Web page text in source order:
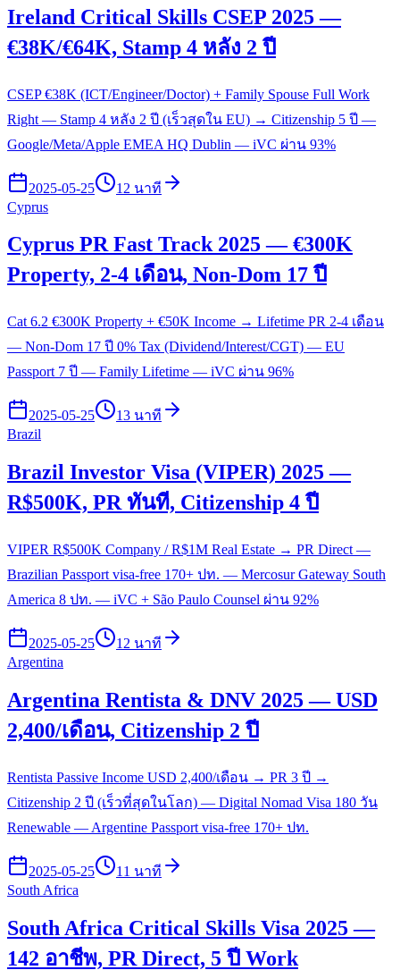
Ireland Critical Skills CSEP 2025 —
€38K/€64K, Stamp 4 หลัง 2 ปี
CSEP €38K (ICT/Engineer/Doctor) + Family Spouse Full Work
Right — Stamp 4 หลัง 2 ปี (เร็วสุดใน EU) → Citizenship 5 ปี —
Google/Meta/Apple EMEA HQ Dublin — iVC ผ่าน 93%
2025-05-25
12 นาที
Cyprus
Cyprus PR Fast Track 2025 — €300K
Property, 2-4 เดือน, Non-Dom 17 ปี
Cat 6.2 €300K Property + €50K Income → Lifetime PR 2-4 เดือน
— Non-Dom 17 ปี 0% Tax (Dividend/Interest/CGT) — EU
Passport 7 ปี — Family Lifetime — iVC ผ่าน 96%
2025-05-25
13 นาที
Brazil
Brazil Investor Visa (VIPER) 2025 —
R$500K, PR ทันที, Citizenship 4 ปี
VIPER R$500K Company / R$1M Real Estate → PR Direct —
Brazilian Passport visa-free 170+ ปท. — Mercosur Gateway South
America 8 ปท. — iVC + São Paulo Counsel ผ่าน 92%
2025-05-25
12 นาที
Argentina
Argentina Rentista & DNV 2025 — USD
2,400/เดือน, Citizenship 2 ปี
Rentista Passive Income USD 2,400/เดือน → PR 3 ปี →
Citizenship 2 ปี (เร็วที่สุดในโลก) — Digital Nomad Visa 180 วัน
Renewable — Argentine Passport visa-free 170+ ปท.
2025-05-25
11 นาที
South Africa
South Africa Critical Skills Visa 2025 —
142 อาชีพ, PR Direct, 5 ปี Work